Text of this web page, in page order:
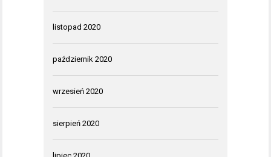
listopad 2020
październik 2020
wrzesień 2020
sierpień 2020